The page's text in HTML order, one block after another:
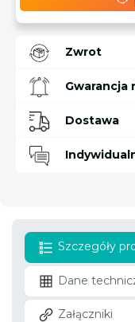
Zwrot
Gwarancja
Dostawa
Szczegóły
Dane
Załączniki